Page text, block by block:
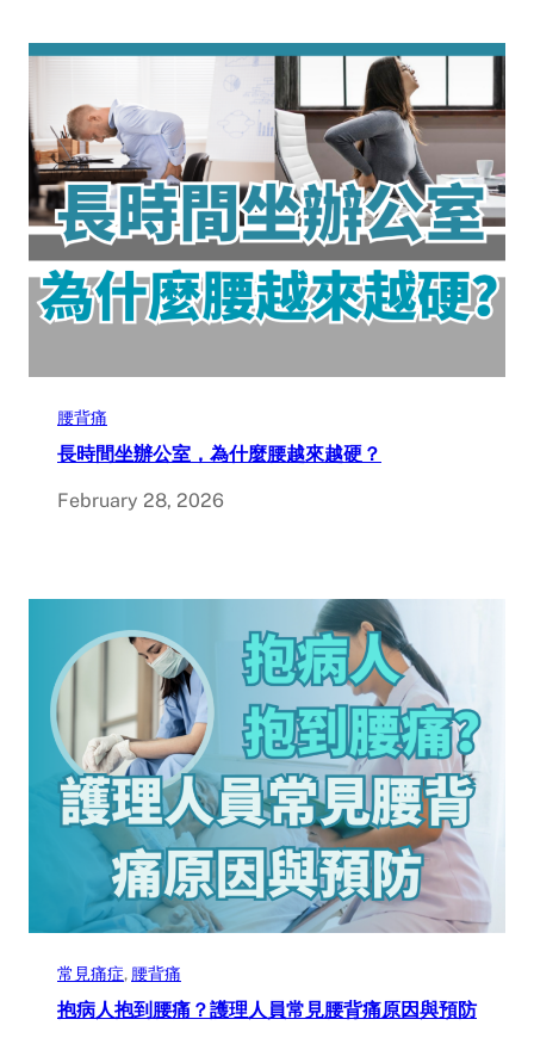
腰背痛
長時間坐辦公室，為什麼腰越來越硬？
February 28, 2026
常見痛症, 腰背痛
抱病人抱到腰痛？護理人員常見腰背痛原因與預防